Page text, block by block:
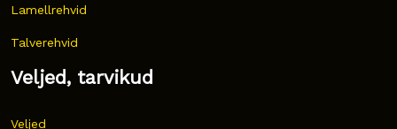
Lamellrehvid
Talverehvid
Veljed, tarvikud
Veljed